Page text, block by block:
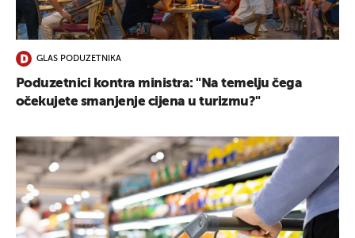
GLAS PODUZETNIKA
Poduzetnici kontra ministra: "Na temelju čega
očekujete smanjenje cijena u turizmu?"